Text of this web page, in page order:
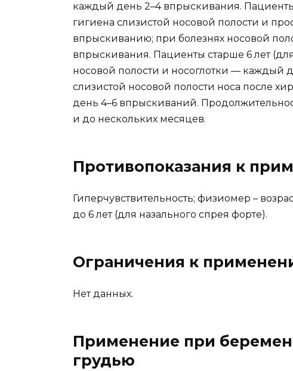
каждый день 2–4 впрыскивания.
гигиена слизистой носовой полости и
впрыскиванию; при болезнях носовой
впрыскивания. Пациенты старше 6 лет
носовой полости и носоглотки — каждый
слизистой носовой полости носа после
день 4–6 впрыскиваний.
и до нескольких месяцев.
Противопоказания к
Гиперчувствительность; физиомер –
до 6 лет (для назального спрея форте).
Ограничения к
Нет данных.
Применение при
грудью